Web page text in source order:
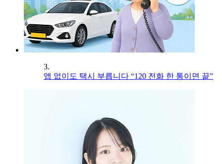
3.
앱 없이도 택시 부릅니다 “120 전화 한 통이면 끝”